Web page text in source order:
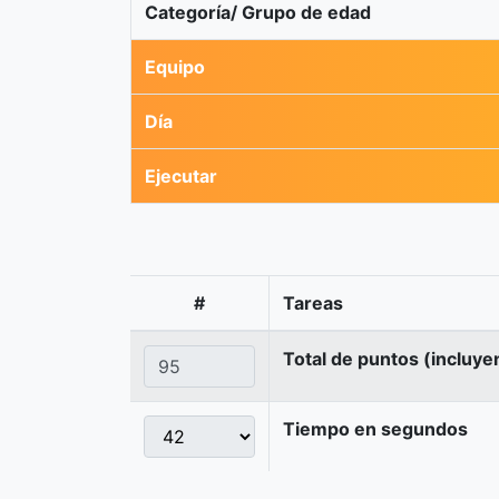
Categoría/ Grupo de edad
Equipo
Día
Ejecutar
# Tareas
Total de puntos
Tiempo en segundos